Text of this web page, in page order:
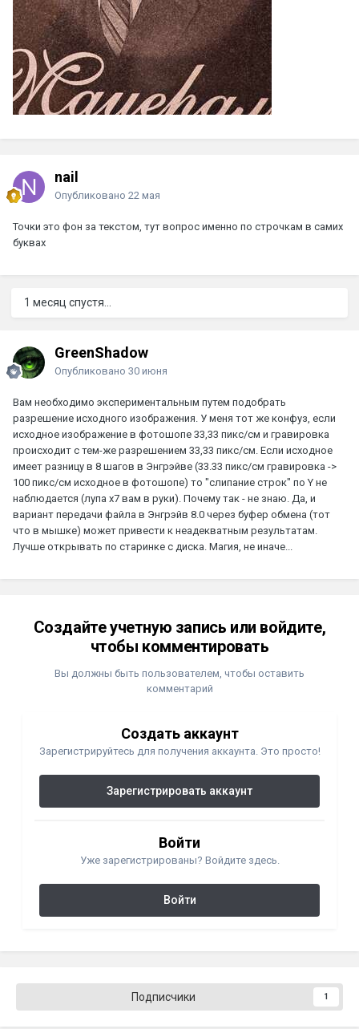
nail
Опубликовано 22 мая
Точки это фон за текстом, тут вопрос именно по строчкам в самих
буквах
1 месяц спустя...
GreenShadow
Опубликовано 30 июня
Вам необходимо экспериментальным путем подобрать
разрешение исходного изображения. У меня тот же конфуз, если
исходное изображение в фотошопе 33,33 пикс/см и гравировка
происходит с тем-же разрешением 33,33 пикс/см. Если исходное
имеет разницу в 8 шагов в Энгрэйве (33.33 пикс/см гравировка ->
100 пикс/см исходное в фотошопе) то "слипание строк" по Y не
наблюдается (лупа х7 вам в руки). Почему так - не знаю. Да, и
вариант передачи файла в Энгрэйв 8.0 через буфер обмена (тот
что в мышке) может привести к неадекватным результатам.
Лучше открывать по старинке с диска. Магия, не иначе...
Создайте учетную запись или войдите,
чтобы комментировать
Вы должны быть пользователем, чтобы оставить
комментарий
Создать аккаунт
Зарегистрируйтесь для получения аккаунта. Это просто!
Зарегистрировать аккаунт
Войти
Уже зарегистрированы? Войдите здесь.
Войти
Подписчики 1